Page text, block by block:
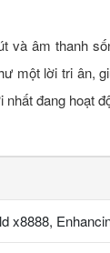
âm thanh
một lời tri ân,
nhất đang hoạt
x8888,